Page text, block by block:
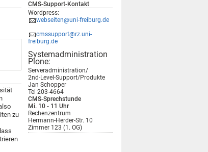
zu
CMS-Support-Kontakt
Wordpress:
webseiten@uni-freiburg.de
cmssupport@rz.uni-
freiburg.de
Systemadministration
Plone:
Serveradministration/
2nd-Level-Support/Produkte
Jan Schopper
Tel 203-4664
CMS-Sprechstunde
Mi. 10 - 11 Uhr
Rechenzentrum
Hermann-Herder-Str. 10
Zimmer 123 (1. OG)